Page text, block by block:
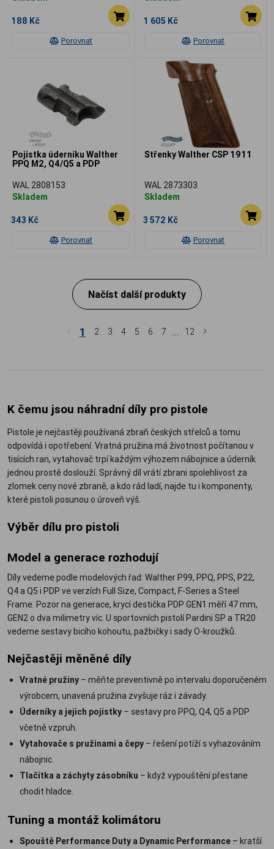
Porovnat
188 Kč
Porovnat
1 605 Kč
Porovnat
Pojistka úderníku Walther
PPQ M2, Q4/Q5 a PDP
WAL 2808153
Skladem
343 Kč
Porovnat
Střenky Walther CSP 1911
WAL 2873303
Skladem
3 572 Kč
Načíst další produkty
1 2 3 4 5 6 7 ... 12
K čemu jsou náhradní díly pro pistole
Pistole je nejčastěji používaná zbraň českých střelců a tomu
odpovídá i opotřebení. Vratná pružina má životnost počítanou v
tisících ran, vytahovač trpí každým výhozem nábojnice a úderník
jednou prostě doslouží. Správný díl vrátí zbrani spolehlivost za
zlomek ceny nové zbraně, a kdo rád ladí, najde tu i komponenty,
které pistoli posunou o úroveň výš.
Výběr dílu pro pistoli
Model a generace rozhodují
Díly vedeme podle modelových řad: Walther P99, PPQ, PPS, P22,
Q4 a Q5 i PDP ve verzích Full Size, Compact, F-Series a Steel
Frame. Pozor na generace, krycí destička PDP GEN1 měří 47 mm,
GEN2 o dva milimetry víc. U sportovních pistolí Pardini SP a TR20
vedeme sestavy bicího kohoutu, pažbičky i sady O-kroužků.
Nejčastěji měněné díly
Vratné pružiny – měňte preventivně po intervalu doporučeném
výrobcem, unavená pružina zvyšuje ráz i závady.
Úderníky a jejich pojistky – sestavy pro PPQ, Q4, Q5 a PDP
včetně vzpruh.
Vytahovače s pružinami a čepy – řešení potíží s vyhazováním
nábojnic.
Tlačítka a záchyty zásobníku – když vypouštění přestane
chodit hladce.
Tuning a montáž kolimátoru
Spouště Performance Duty a Dynamic Performance – kratší